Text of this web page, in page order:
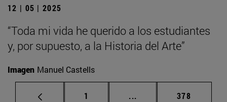
12 | 05 | 2025
“Toda mi vida he querido a los estudiantes
y, por supuesto, a la Historia del Arte”
Imagen Manuel Castells
Página
1 ... Páginas intermedias
Página
378